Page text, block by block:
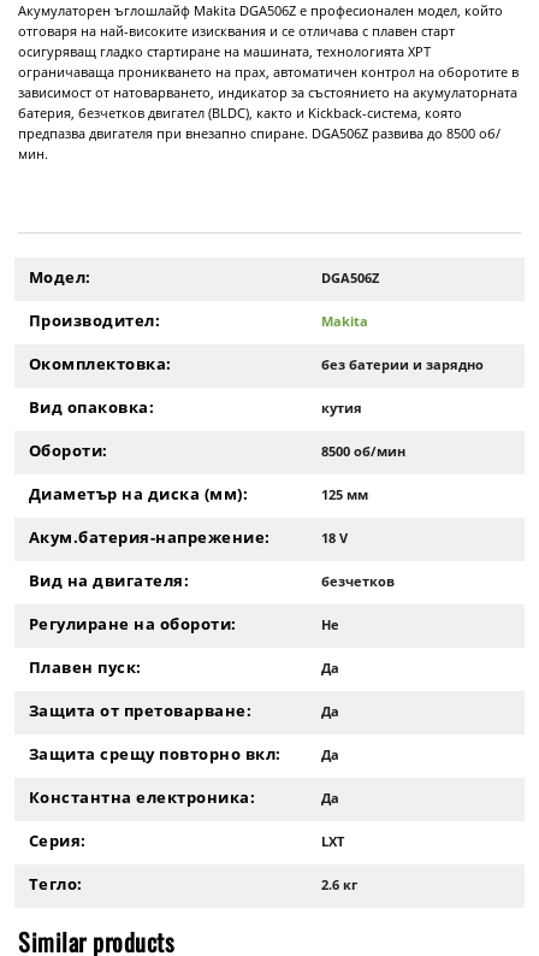
Акумулаторен ъглошлайф Makita DGA506Z е професионален модел, който
отговаря на най-високите изисквания и се отличава с плавен старт
осигуряващ гладко стартиране на машината, технологията XPT
ограничаваща проникването на прах, автоматичен контрол на оборотите в
зависимост от натоварването, индикатор за състоянието на акумулаторната
батерия, безчетков двигател (BLDC), както и Kickback-система, която
предпазва двигателя при внезапно спиране. DGA506Z развива до 8500 об/
мин.
Модел: DGA506Z
Производител: Makita
Окомплектовка: без батерии и зарядно
Вид опаковка: кутия
Обороти: 8500 об/мин
Диаметър на диска (мм): 125 мм
Акум.батерия-напрежение: 18 V
Вид на двигателя: безчетков
Регулиране на обороти: Не
Плавен пуск: Да
Защита от претоварване: Да
Защита срещу повторно вкл: Да
Константна електроника: Да
Серия: LXT
Тегло: 2.6 кг
Similar products